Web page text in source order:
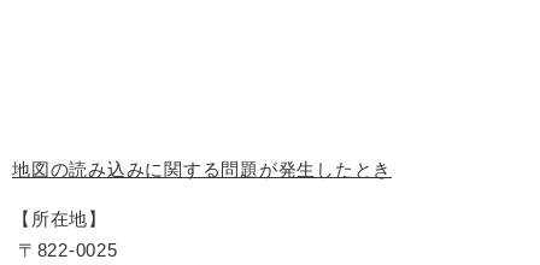
地図の読み込みに関する問題が発生したとき
【所在地】
〒822-0025